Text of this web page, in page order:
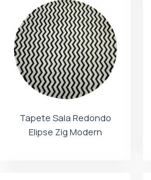
Tapete Sala Redondo
Elipse Zig Modern